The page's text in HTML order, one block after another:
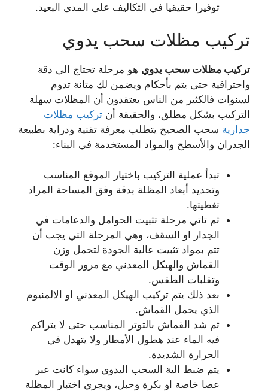
توفيرا حقيقيا في التكاليف على المدى البعيد.
تركيب مظلات سحب يدوي
تركيب مظلات سحب يدوي هو مرحلة تحتاج الى دقة
واحترافية حتى يتم بأحكام ويضمن لك متانة تدوم
لسنوات فالكثير من الناس يعتقدون أن المظلات سهلة
التركيب بشكل مطلق، والحقيقة أن تركيب مظلات
جدارية سحب الصحيح يتطلب معرفة تقنية ودراية بطبيعة
الجدران والأسطح والمواد المستخدمة في البناء:
تبدأ عملية التركيب باختيار الموقع المناسب
وتحديد أبعاد المظلة بدقة وفق المساحة المراد
تغطيتها.
ثم تاتي مرحلة تثبيت الحوامل والدعامات في
الجدار او السقف، وهي المرحلة التي يجب أن
تتم بمواد تثبيت عالية الجودة لتحمل وزن
القماش والهيكل المعدني مع مرور الوقت
وتقلبات الطقس.
بعد ذلك يتم تركيب الهيكل المعدني او الالمنيوم
الذي يحمل القماش.
ثم شد القماش بالتوتر المناسب حتى لا يتراكم
فيه الماء عند هطول الأمطار ولا يتهدل في
الحرارة الشديدة.
يتم ضبط الية السحب اليدوي سواء كانت عبر
عصا خاصة او بكرة وحبل، ويجري اختبار المظلة